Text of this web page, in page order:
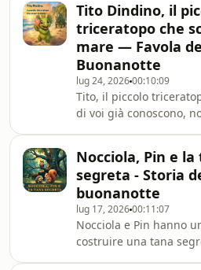
un semplice picnic.Ma
cestino di vimini di
nasconde una magia
volta che arriva un
riesce a trovare proprio
per farlo sentire
giornata incontreranno
Gufo, che porterà con
Tito Dindino, il
triceratopo che
mare — Favola
Buonanotte
lug 24, 202600:10:09
Tito, il piccolo
di voi già conoscono,
momento resta senza
bastano un po&#39; di
sulle corna,
solletico e una
dentro, per trasformare
meraviglia.Una dolce
buonanotte per
Nocciola, Pin e la
segreta - Storia
buonanotte
lug 17, 202600:11:07
Nocciola e Pin hanno
costruire una tana